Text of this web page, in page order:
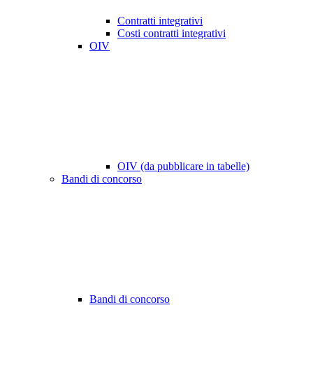
Contratti integrativi
Costi contratti integrativi
OIV
OIV (da pubblicare in tabelle)
Bandi di concorso
Bandi di concorso